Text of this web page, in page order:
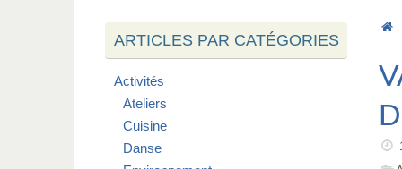
ARTICLES PAR CATÉGORIES
Activités
Ateliers
Cuisine
Danse